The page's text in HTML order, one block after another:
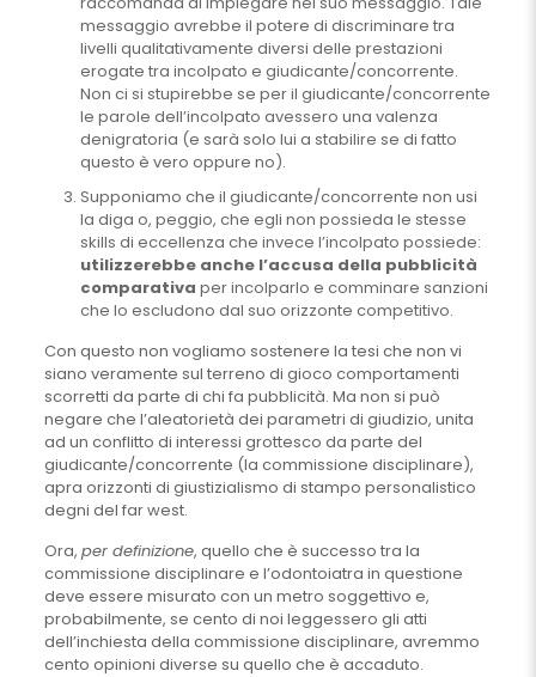
messaggio avrebbe il potere di discriminare tra
livelli qualitativamente diversi delle prestazioni
erogate tra incolpato e giudicante/concorrente.
Non ci si stupirebbe se per il giudicante/concorrente
le parole dell’incolpato avessero una valenza
denigratoria (e sarà solo lui a stabilire se di fatto
questo è vero oppure no).
Supponiamo che il giudicante/concorrente non usi
la diga o, peggio, che egli non possieda le stesse
skills di eccellenza che invece l’incolpato possiede:
utilizzerebbe anche l’accusa della pubblicità
comparativa per incolparlo e comminare sanzioni
che lo escludono dal suo orizzonte competitivo.
Con questo non vogliamo sostenere la tesi che non vi
siano veramente sul terreno di gioco comportamenti
scorretti da parte di chi fa pubblicità. Ma non si può
negare che l’aleatorietà dei parametri di giudizio, unita
ad un conflitto di interessi grottesco da parte del
giudicante/concorrente (la commissione disciplinare),
apra orizzonti di giustizialismo di stampo personalistico
degni del far west.
Ora, per definizione, quello che è successo tra la
commissione disciplinare e l’odontoiatra in questione
deve essere misurato con un metro soggettivo e,
probabilmente, se cento di noi leggessero gli atti
dell’inchiesta della commissione disciplinare, avremmo
cento opinioni diverse su quello che è accaduto.